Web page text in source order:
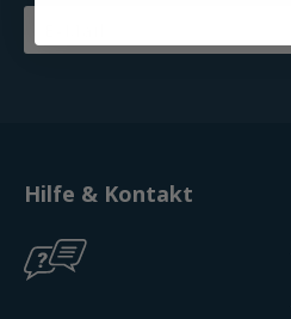
Email
Hilfe & Kontakt